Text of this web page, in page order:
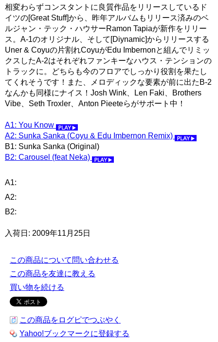
相変わらずコンスタントに良質作品をリリースしているド
イツの[Great Stuff]から、昨年アルバムもリリース済みのベ
ルジャン・テック・ハウサーRamon Tapiaが新作をリリー
ス。A-1のオリジナル、そして[Diynamic]からリリースする
Uner & Coyuの片割れCoyuがEdu Imbernonと組んでリミッ
クスしたA-2はそれぞれファンキーなハウス・テンションの
トラックに。どちらも今のフロアでしっかり役割を果たし
てくれそうです！また、メロディックな要素が前に出たB-2
なんかも同様にナイス！Josh Wink、Len Faki、Brothers
Vibe、Seth Troxler、Anton Pieeteらがサポート中！
A1: You Know
A2: Sunka Sanka (Coyu & Edu Imbernon Remix)
B1: Sunka Sanka (Original)
B2: Carousel (feat Neka)
A1:
A2:
B2:
入荷日: 2009年11月25日
この商品について問い合わせる
この商品を友達に教える
買い物を続ける
この商品をログピでつぶやく
Yahoo!ブックマークに登録する